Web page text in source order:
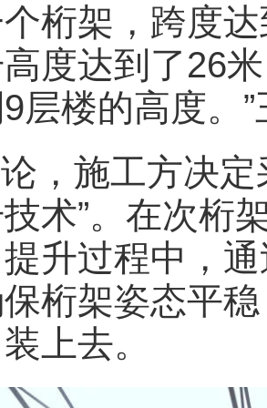
桁架，跨度
度达到了26
层楼的高度。
，施工方决
术”。在次桁
升过程中，
桁架姿态平
上去。